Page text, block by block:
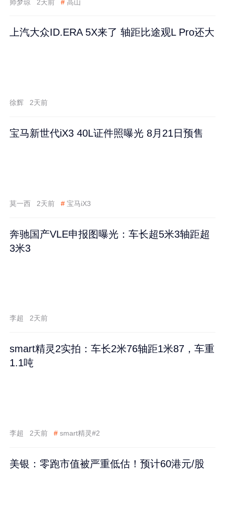
师梦琼 2天前 # 高山
上汽大众ID.ERA 5X来了 轴距比途观L Pro还大
徐辉 2天前
宝马新世代iX3 40L证件照曝光 8月21日预售
莫一西 2天前 # 宝马iX3
奔驰国产VLE申报图曝光：车长超5米3轴距超
3米3
李超 2天前
smart精灵2实拍：车长2米76轴距1米87，车重
1.1吨
李超 2天前 # smart精灵#2
美银：零跑市值被严重低估！预计60港元/股